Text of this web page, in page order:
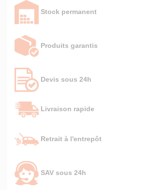
Stock permanent
Produits garantis
Devis sous 24h
Livraison rapide
Retrait à l'entrepôt
SAV sous 24h